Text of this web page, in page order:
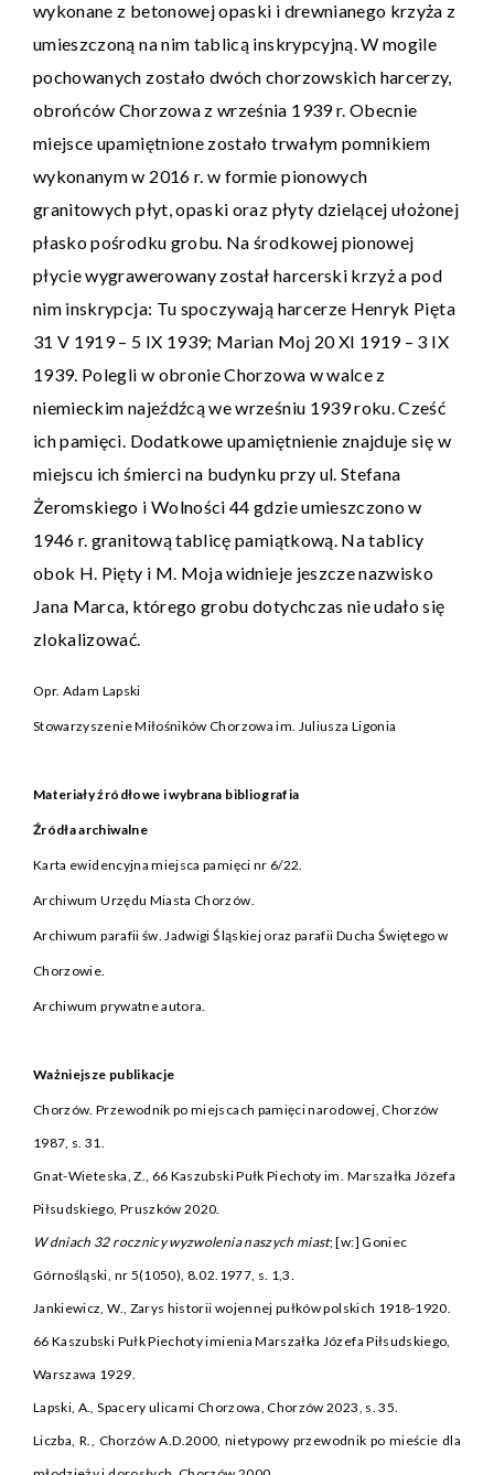
wykonane z betonowej opaski i drewnianego krzyża z
umieszczoną na nim tablicą inskrypcyjną. W mogile
pochowanych zostało dwóch chorzowskich harcerzy,
obrońców Chorzowa z września 1939 r. Obecnie
miejsce upamiętnione zostało trwałym pomnikiem
wykonanym w 2016 r. w formie pionowych
granitowych płyt, opaski oraz płyty dzielącej ułożonej
płasko pośrodku grobu. Na środkowej pionowej
płycie wygrawerowany został harcerski krzyż a pod
nim inskrypcja: Tu spoczywają harcerze Henryk Pięta
31 V 1919 – 5 IX 1939; Marian Moj 20 XI 1919 – 3 IX
1939. Polegli w obronie Chorzowa w walce z
niemieckim najeźdźcą we wrześniu 1939 roku. Cześć
ich pamięci. Dodatkowe upamiętnienie znajduje się w
miejscu ich śmierci na budynku przy ul. Stefana
Żeromskiego i Wolności 44 gdzie umieszczono w
1946 r. granitową tablicę pamiątkową. Na tablicy
obok H. Pięty i M. Moja widnieje jeszcze nazwisko
Jana Marca, którego grobu dotychczas nie udało się
zlokalizować.
Opr. Adam Lapski
Stowarzyszenie Miłośników Chorzowa im. Juliusza Ligonia
Materiały źródłowe i wybrana bibliografia
Źródła archiwalne
Karta ewidencyjna miejsca pamięci nr 6/22.
Archiwum Urzędu Miasta Chorzów.
Archiwum parafii św. Jadwigi Śląskiej oraz parafii Ducha Świętego w
Chorzowie.
Archiwum prywatne autora.
Ważniejsze publikacje
Chorzów. Przewodnik po miejscach pamięci narodowej, Chorzów
1987, s. 31.
Gnat-Wieteska, Z., 66 Kaszubski Pułk Piechoty im. Marszałka Józefa
Piłsudskiego, Pruszków 2020.
W dniach 32 rocznicy wyzwolenia naszych miast; [w:] Goniec
Górnośląski, nr 5(1050), 8.02.1977, s. 1,3.
Jankiewicz, W., Zarys historii wojennej pułków polskich 1918-1920.
66 Kaszubski Pułk Piechoty imienia Marszałka Józefa Piłsudskiego,
Warszawa 1929.
Lapski, A., Spacery ulicami Chorzowa, Chorzów 2023, s. 35.
Liczba, R., Chorzów A.D.2000, nietypowy przewodnik po mieście dla